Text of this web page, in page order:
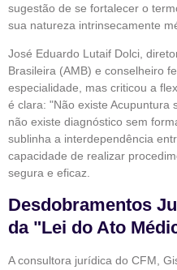
sugestão de se fortalecer o
sua natureza intrinsecamente
José Eduardo Lutaif Dolci,
Brasileira (AMB) e conselheiro
especialidade, mas criticou a
é clara: "Não existe Acupuntura
não existe diagnóstico sem
sublinha a interdependência
capacidade de realizar
segura e eficaz.
Desdobramentos
da "Lei do Ato
A consultora jurídica do CFM,